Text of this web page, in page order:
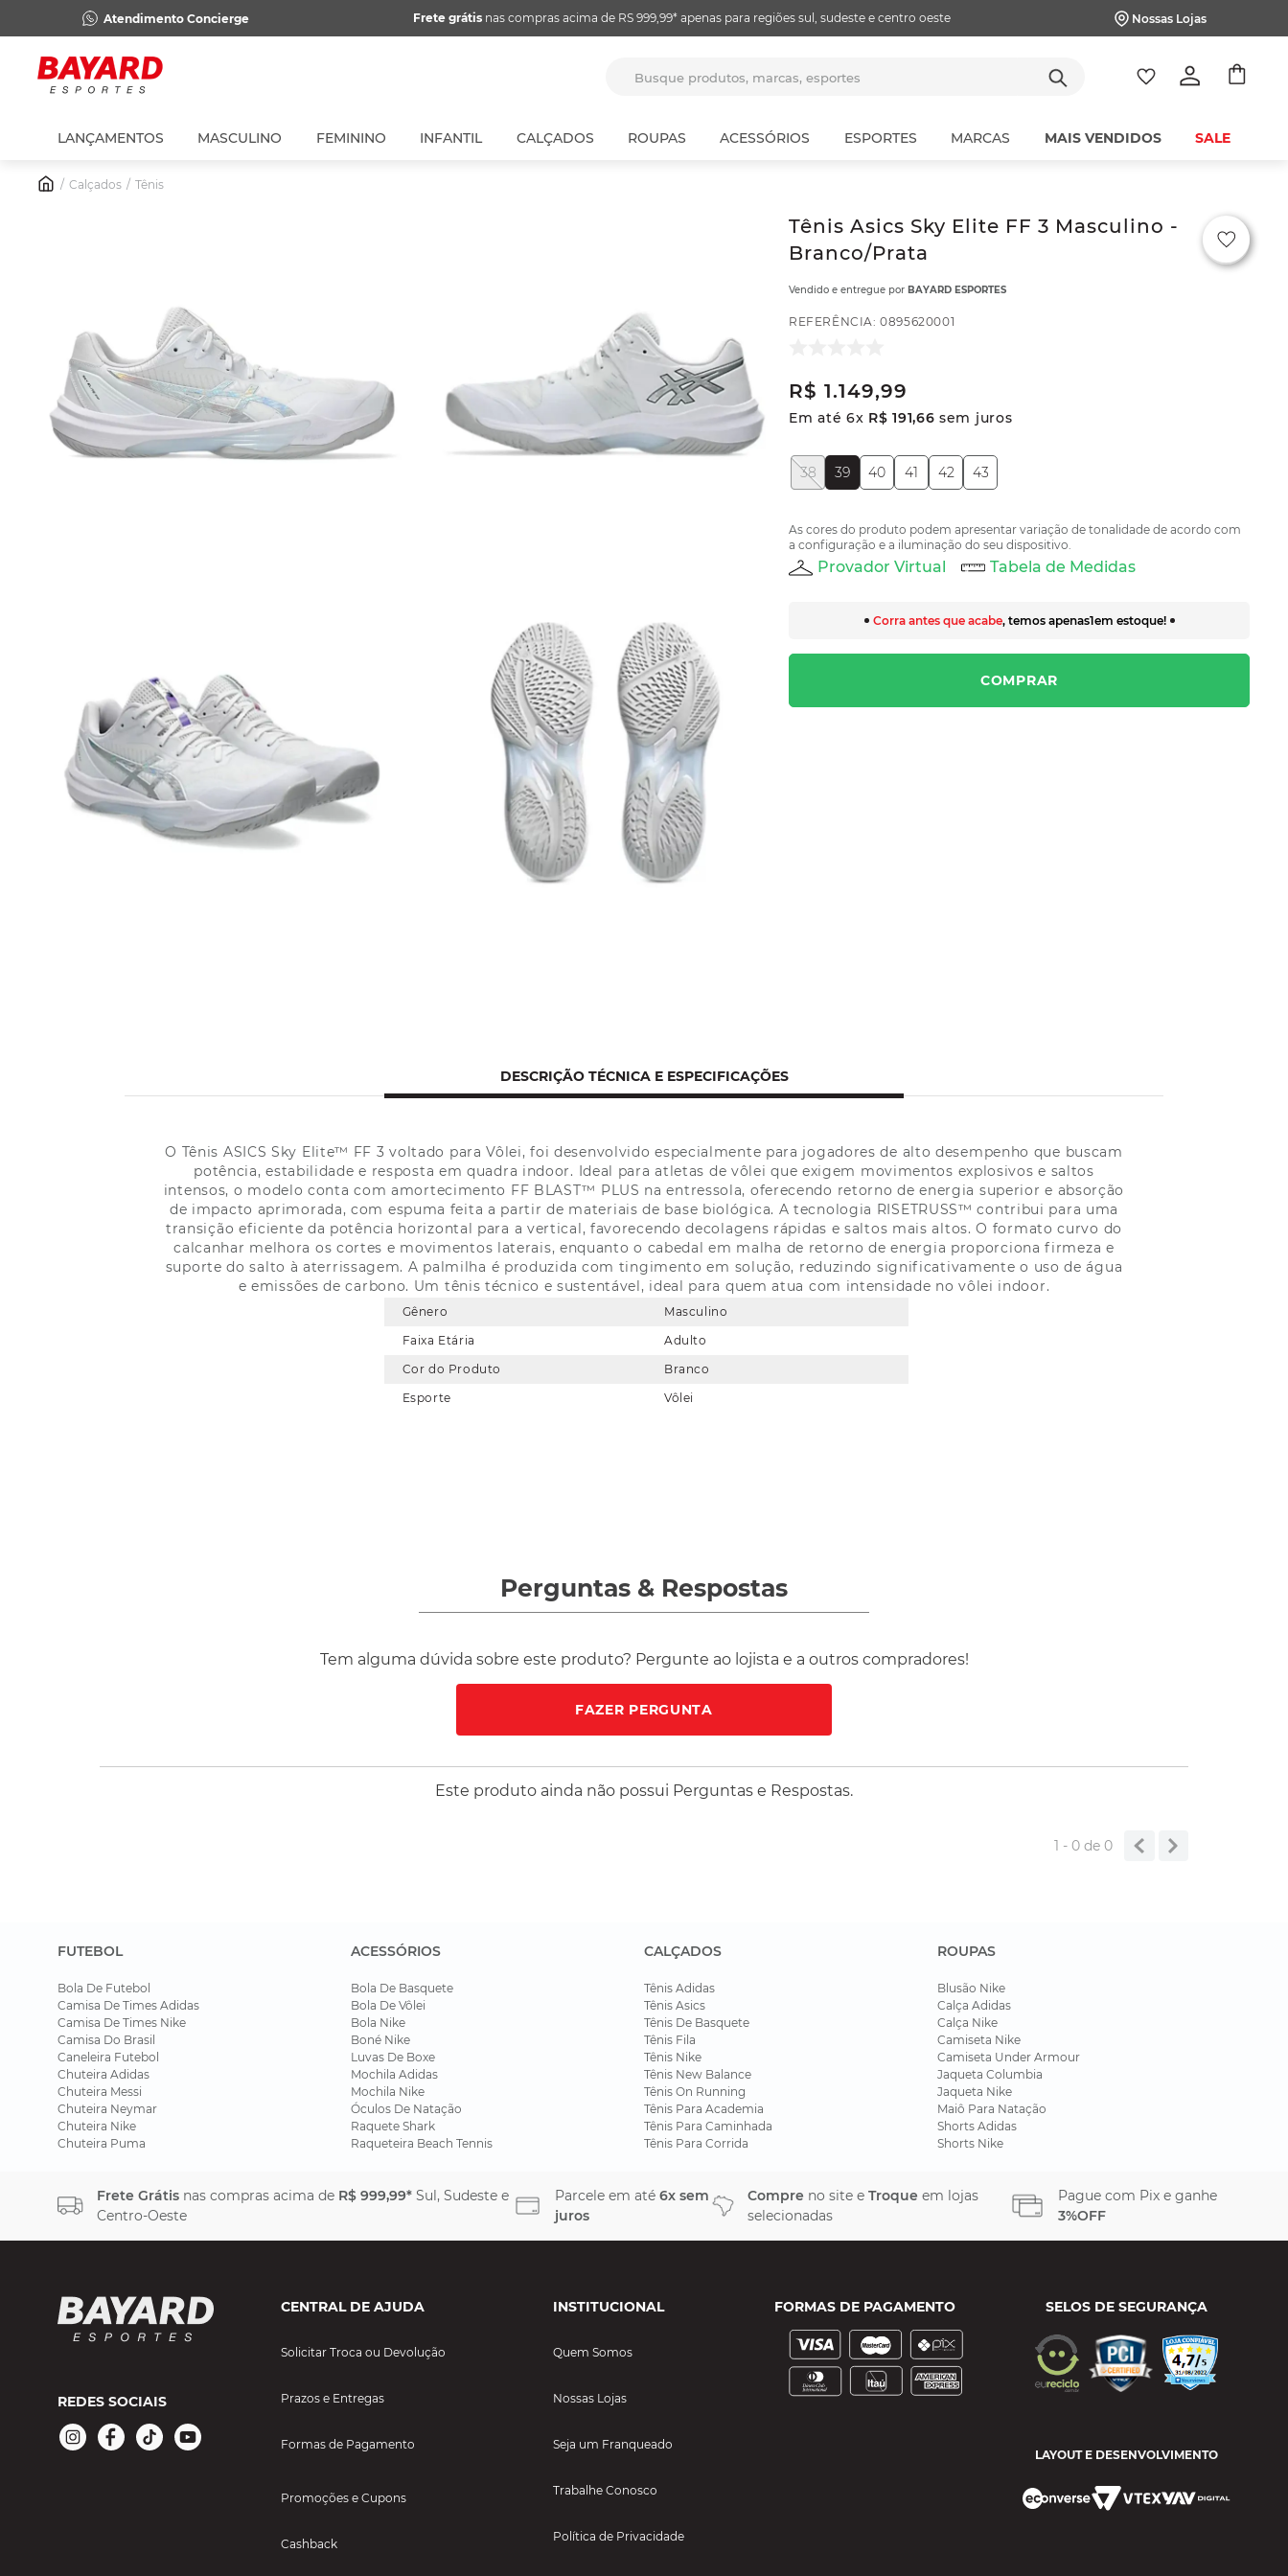
Atendimento Concierge Frete grátisnas compras acima de RS 999,99* apenas para regiões sul, sudeste e centro oeste Nossas Lojas
LANÇAMENTOS MASCULINO FEMININO INFANTIL CALÇADOS ROUPAS ACESSÓRIOS ESPORTES MARCAS MAIS VENDIDOS SALE
Calçados Tênis
Tênis Asics Sky Elite FF 3 Masculino -
Branco/Prata
Vendido e entregue por BAYARD ESPORTES
REFERÊNCIA:0895620001
R$ 1.149,99
Em até 6x R$ 191,66 sem juros
38 39 40 41 42 43
As cores do produto podem apresentar variação de tonalidade de acordo com
a configuração e a iluminação do seu dispositivo.
Provador Virtual Tabela de Medidas
Corra antes que acabe, temos apenas1em estoque!
COMPRAR
DESCRIÇÃO TÉCNICA E ESPECIFICAÇÕES
O Tênis ASICS Sky Elite™ FF 3 voltado para Vôlei, foi desenvolvido especialmente para jogadores de alto desempenho que buscam
potência, estabilidade e resposta em quadra indoor. Ideal para atletas de vôlei que exigem movimentos explosivos e saltos
intensos, o modelo conta com amortecimento FF BLAST™ PLUS na entressola, oferecendo retorno de energia superior e absorção
de impacto aprimorada, com espuma feita a partir de materiais de base biológica. A tecnologia RISETRUSS™ contribui para uma
transição eficiente da potência horizontal para a vertical, favorecendo decolagens rápidas e saltos mais altos. O formato curvo do
calcanhar melhora os cortes e movimentos laterais, enquanto o cabedal em malha de retorno de energia proporciona firmeza e
suporte do salto à aterrissagem. A palmilha é produzida com tingimento em solução, reduzindo significativamente o uso de água
e emissões de carbono. Um tênis técnico e sustentável, ideal para quem atua com intensidade no vôlei indoor.
Gênero
Masculino
Faixa Etária
Adulto
Cor do Produto
Branco
Esporte
Vôlei
Perguntas & Respostas
Tem alguma dúvida sobre este produto? Pergunte ao lojista e a outros compradores!
FAZER PERGUNTA
Este produto ainda não possui Perguntas e Respostas.
1 - 0de 0
FUTEBOL
Bola De Futebol
Camisa De Times Adidas
Camisa De Times Nike
Camisa Do Brasil
Caneleira Futebol
Chuteira Adidas
Chuteira Messi
Chuteira Neymar
Chuteira Nike
Chuteira Puma
ACESSÓRIOS
Bola De Basquete
Bola De Vôlei
Bola Nike
Boné Nike
Luvas De Boxe
Mochila Adidas
Mochila Nike
Óculos De Natação
Raquete Shark
Raqueteira Beach Tennis
CALÇADOS
Tênis Adidas
Tênis Asics
Tênis De Basquete
Tênis Fila
Tênis Nike
Tênis New Balance
Tênis On Running
Tênis Para Academia
Tênis Para Caminhada
Tênis Para Corrida
ROUPAS
Blusão Nike
Calça Adidas
Calça Nike
Camiseta Nike
Camiseta Under Armour
Jaqueta Columbia
Jaqueta Nike
Maiô Para Natação
Shorts Adidas
Shorts Nike
Frete Grátis nas compras acima de R$ 999,99* Sul, Sudeste e
Centro-Oeste
Parcele em até 6x sem
juros
Compre no site e Troque em lojas
selecionadas
Pague com Pix e ganhe
3%OFF
REDES SOCIAIS
CENTRAL DE AJUDA
Solicitar Troca ou Devolução
Prazos e Entregas
Formas de Pagamento
Promoções e Cupons
Cashback
INSTITUCIONAL
Quem Somos
Nossas Lojas
Seja um Franqueado
Trabalhe Conosco
Política de Privacidade
FORMAS DE PAGAMENTO SELOS DE SEGURANÇA
LAYOUT E DESENVOLVIMENTO